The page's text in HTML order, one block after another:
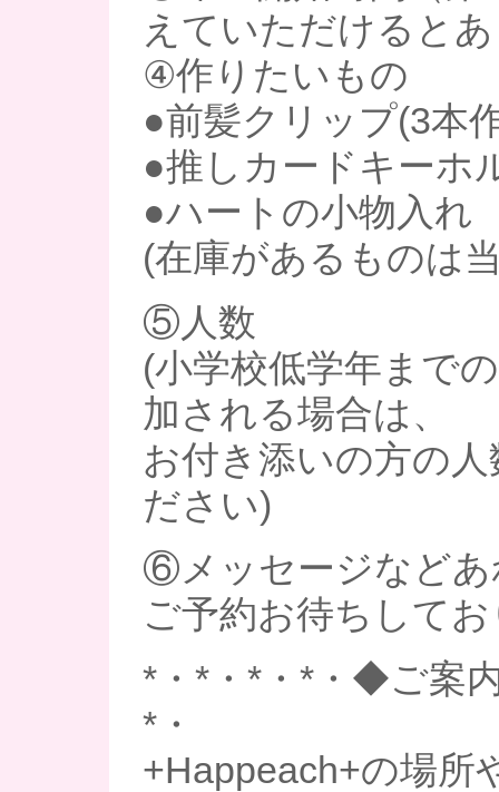
えていただけると
④作りたいもの
●前髪クリップ(3本
●推しカードキーホ
●ハートの小物入れ
(在庫があるものは
⑤人数
(小学校低学年まで
加される場合は、
お付き添いの方の
ださい)
⑥メッセージなどあ
ご予約お待ちして
*・*・*・*・◆ご案
*・
+Happeach+の場所